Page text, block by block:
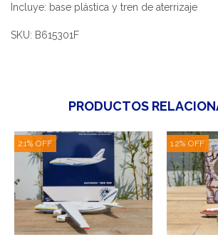
Incluye: base plástica y tren de aterrizaje
SKU: B615301F
PRODUCTOS
21% OFF 12% OFF